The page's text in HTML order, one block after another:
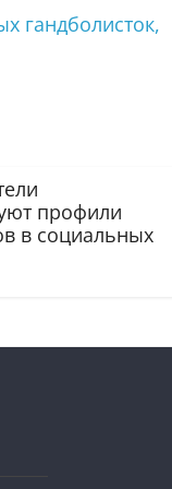
гандболисток,
профили
в социальных